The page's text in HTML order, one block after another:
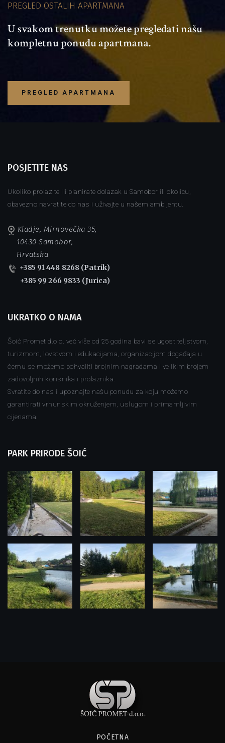
PREGLED OSTALIH APARTMANA
U svakom trenutku možete pregledati našu
kompletnu ponudu apartmana.
PREGLED APARTMANA
POSJETITE NAS
Ukoliko prolazite ili planirate dolazak u Samobor ili okolicu,
obavezno navratite do nas i uživajte u našem ambijentu.
Kladje, Mirnovečka 35,
10430 Samobor,
Hrvatska
+385 91 448 8268 (Patrik)
+385 99 266 9833 (Jurica)
UKRATKO O NAMA
Šoić Promet d.o.o. već više od 25 godina bavi se ugostiteljstvom,
turizmom, lovstvom i edukacijama, organizacijom događaja u
čemu se možemo pohvaliti brojnim nagradama i velikim brojem
zadovoljnih korisnika i prolaznika.
Svratite do nas i upoznajte našu ponudu za koju možemo
garantirati vrhunskim okruženjem, uslugom i primamljivim
cijenama.
PARK PRIRODE ŠOIĆ
POČETNA